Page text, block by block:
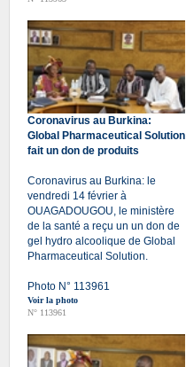
Coronavirus au Burkina:
Global Pharmaceutical Solution
fait un don de produits
Coronavirus au Burkina: le
vendredi 14 février à
OUAGADOUGOU, le ministère
de la santé a reçu un un don de
gel hydro alcoolique de Global
Pharmaceutical Solution.
Photo N° 113961
Voir la photo
N° 113961